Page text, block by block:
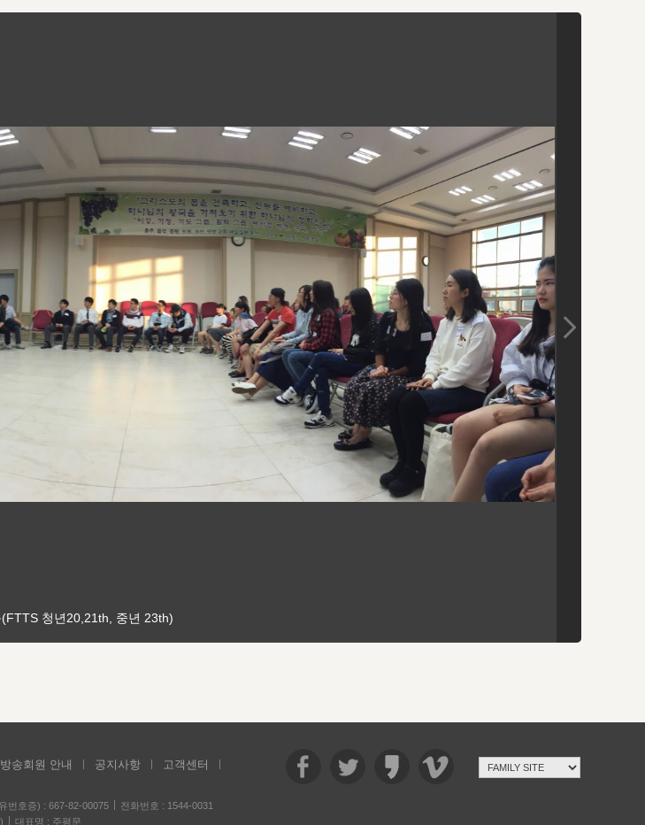
청년20,21th, 중년 23th)
방송회원 안내 공지사항
고객센터
번호증) : 667-82-00075
전화번호 : 1544-0031
대표명 : 주평문